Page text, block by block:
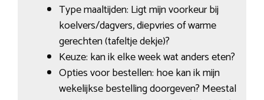
Type maaltijden: Ligt mijn voorkeur bij
koelvers/dagvers, diepvries of warme
gerechten (tafeltje dekje)?
Keuze: kan ik elke week wat anders eten?
Opties voor bestellen: hoe kan ik mijn
wekelijkse bestelling doorgeven? Meestal